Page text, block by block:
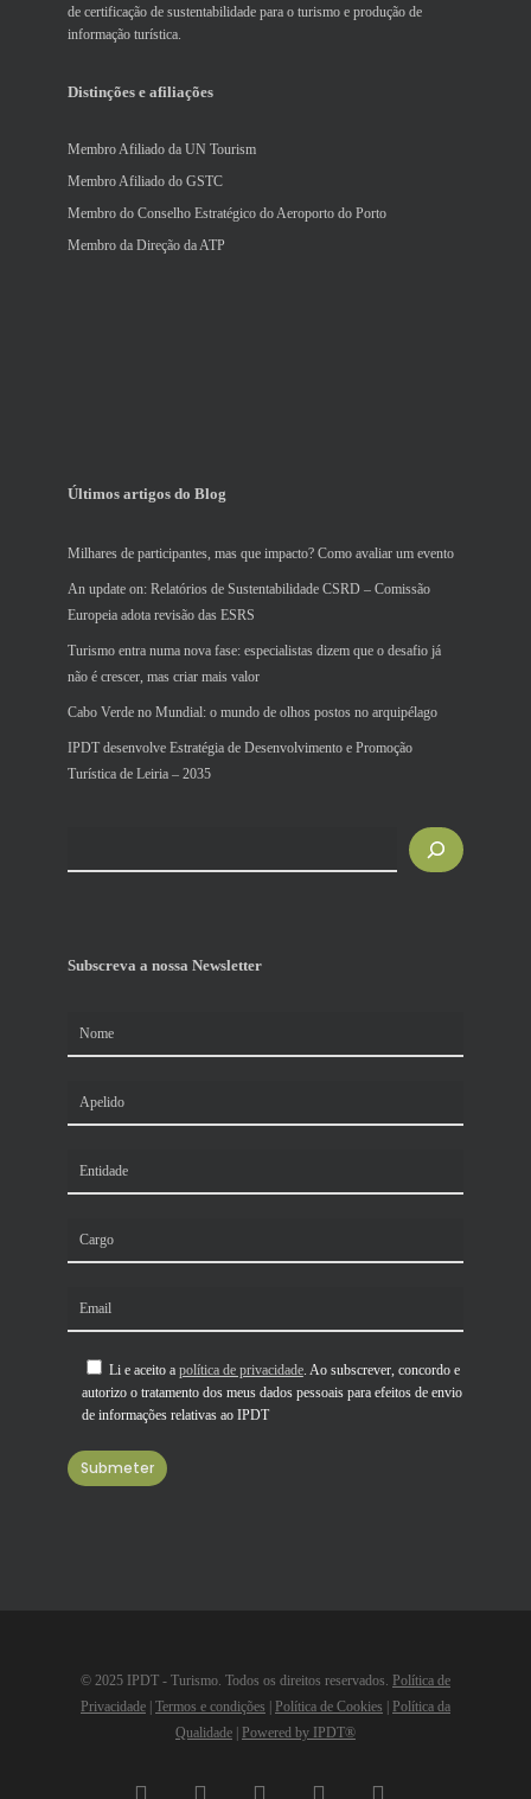
de certificação de sustentabilidade para o turismo e produção de
informação turística.
Distinções e afiliações
Membro Afiliado da UN Tourism
Membro Afiliado do GSTC
Membro do Conselho Estratégico do Aeroporto do Porto
Membro da Direção da ATP
Últimos artigos do Blog
Milhares de participantes, mas que impacto? Como avaliar um evento
An update on: Relatórios de Sustentabilidade CSRD – Comissão
Europeia adota revisão das ESRS
Turismo entra numa nova fase: especialistas dizem que o desafio já
não é crescer, mas criar mais valor
Cabo Verde no Mundial: o mundo de olhos postos no arquipélago
IPDT desenvolve Estratégia de Desenvolvimento e Promoção
Turística de Leiria – 2035
Subscreva a nossa Newsletter
Li e aceito a política de privacidade. Ao subscrever, concordo e
autorizo o tratamento dos meus dados pessoais para efeitos de envio
de informações relativas ao IPDT
© 2025 IPDT - Turismo. Todos os direitos reservados. Política de
Privacidade| Termos e condições Política de Cookies
Política da
Qualidade| Powered by IPDT®
facebook linkedin youtube instagram email